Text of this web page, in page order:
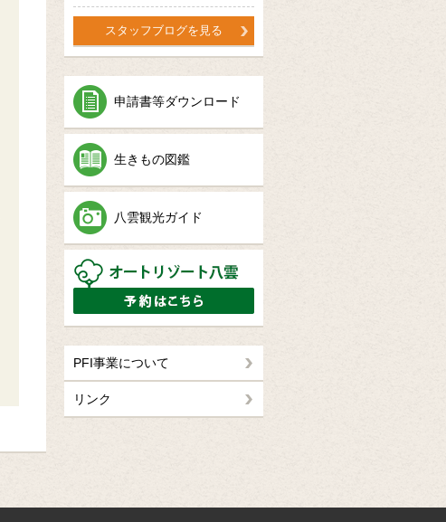
スタッフブログを見る
申請書等ダウンロード
生きもの図鑑
八雲観光ガイド
PFI事業について
リンク